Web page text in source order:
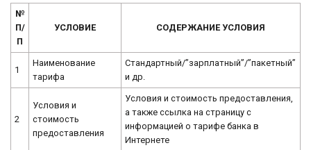
№
П/
П
УСЛОВИЕ СОДЕРЖАНИЕ УСЛОВИЯ
1
Наименование
тарифа
Стандартный/”зарплатный”/”пакетный”
и др.
2
Условия и
стоимость
предоставления
Условия и стоимость предоставления,
а также ссылка на страницу с
информацией о тарифе банка в
Интернете